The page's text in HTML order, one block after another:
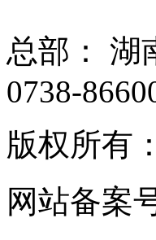
总部： 湖
0738-
版权所有
网站备案